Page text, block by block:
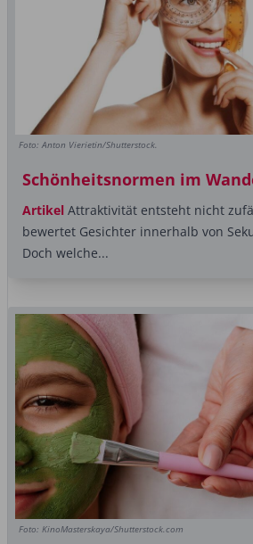
Foto: Anton Vierietin/Shutterstock.
Schönheitsnormen im
Artikel Attraktivität entsteht nicht
bewertet Gesichter innerhalb von
Doch welche...
Foto: KinoMasterskaya/Shutterstock.com